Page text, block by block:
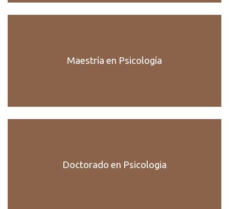
Maestría en Psicología
Doctorado en Psicologia